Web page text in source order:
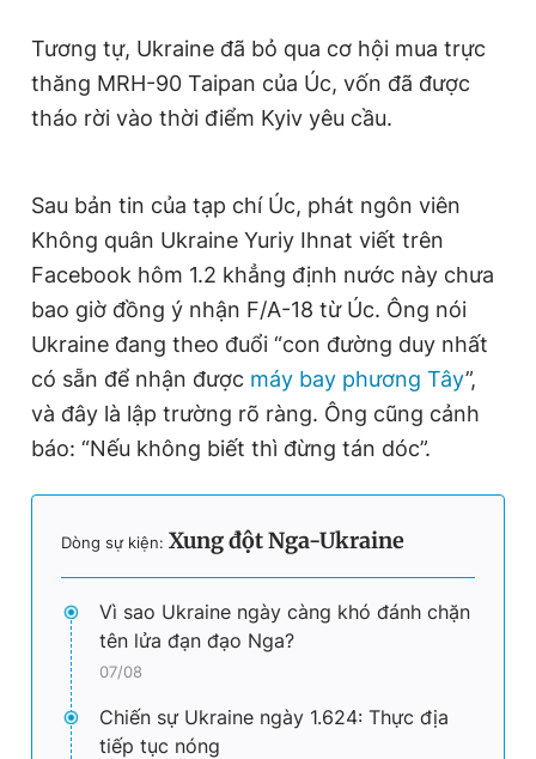
Tương tự, Ukraine đã bỏ qua cơ hội mua trực
thăng MRH-90 Taipan của Úc, vốn đã được
tháo rời vào thời điểm Kyiv yêu cầu.
Sau bản tin của tạp chí Úc, phát ngôn viên
Không quân Ukraine Yuriy Ihnat viết trên
Facebook hôm 1.2 khẳng định nước này chưa
bao giờ đồng ý nhận F/A-18 từ Úc. Ông nói
Ukraine đang theo đuổi “con đường duy nhất
có sẵn để nhận được máy bay phương Tây”,
và đây là lập trường rõ ràng. Ông cũng cảnh
báo: “Nếu không biết thì đừng tán dóc”.
Dòng sự kiện: Xung đột Nga-Ukraine
Vì sao Ukraine ngày càng khó đánh chặn
tên lửa đạn đạo Nga?
07/08
Chiến sự Ukraine ngày 1.624: Thực địa
tiếp tục nóng